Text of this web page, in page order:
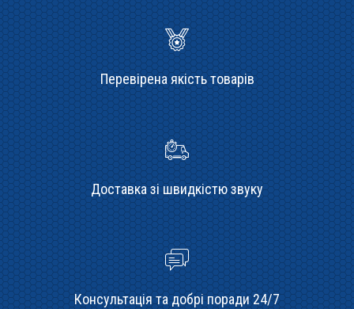
Перевірена якість товарів
Доставка зі швидкістю звуку
Консультація та добрі поради 24/7